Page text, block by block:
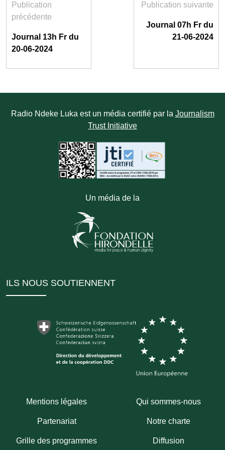
Publication
précédente
Journal 13h Fr du
20-06-2024
Publication suivante
Journal 07h Fr du
21-06-2024
Radio Ndeke Luka est un média certifié par la Journalism
Trust Initiative
Un média de la
ILS NOUS SOUTIENNENT
Mentions légales Qui sommes-nous
Partenariat Notre charte
Grille des programmes Diffusion